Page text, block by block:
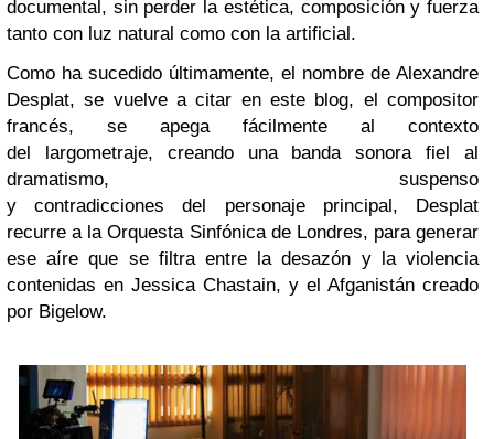
documental, sin perder la estética, composición y fuerza
tanto con luz natural como con la artificial.
Como ha sucedido últimamente, el nombre de Alexandre
Desplat, se vuelve a citar en este blog, el compositor
francés, se apega fácilmente al contexto
del largometraje, creando una banda sonora fiel al
dramatismo, suspenso
y contradicciones del personaje principal, Desplat
recurre a la Orquesta Sinfónica de Londres, para generar
ese aíre que se filtra entre la desazón y la violencia
contenidas en Jessica Chastain, y el Afganistán creado
por Bigelow.